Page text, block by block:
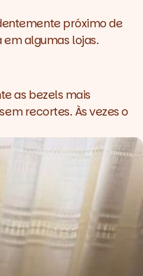
próximo de
algumas lojas.
as bezels mais
recortes. Às vezes o